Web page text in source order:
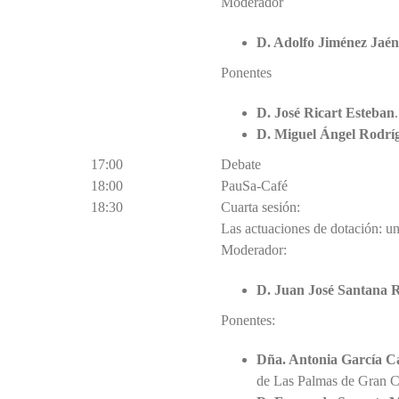
D. Adolfo Jiménez Jaén
Ponentes
D. José Ricart Esteban
D. Miguel Ángel
17:00
Debate
18:00
PauSa-Café
18:30
Cuarta sesión:
Las actuaciones de dotación:
Moderador:
D. Juan José Santana
Ponentes:
Dña. Antonia García
de Las Palmas de Gran